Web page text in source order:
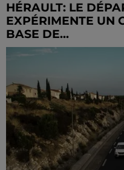
HÉRAULT: LE
EXPÉRIMENTE UN
BASE DE...